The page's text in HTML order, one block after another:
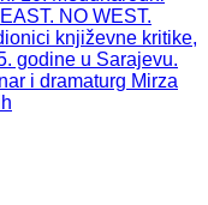
NO WEST.
književne kritike,
godine u Sarajevu.
i dramaturg Mirza